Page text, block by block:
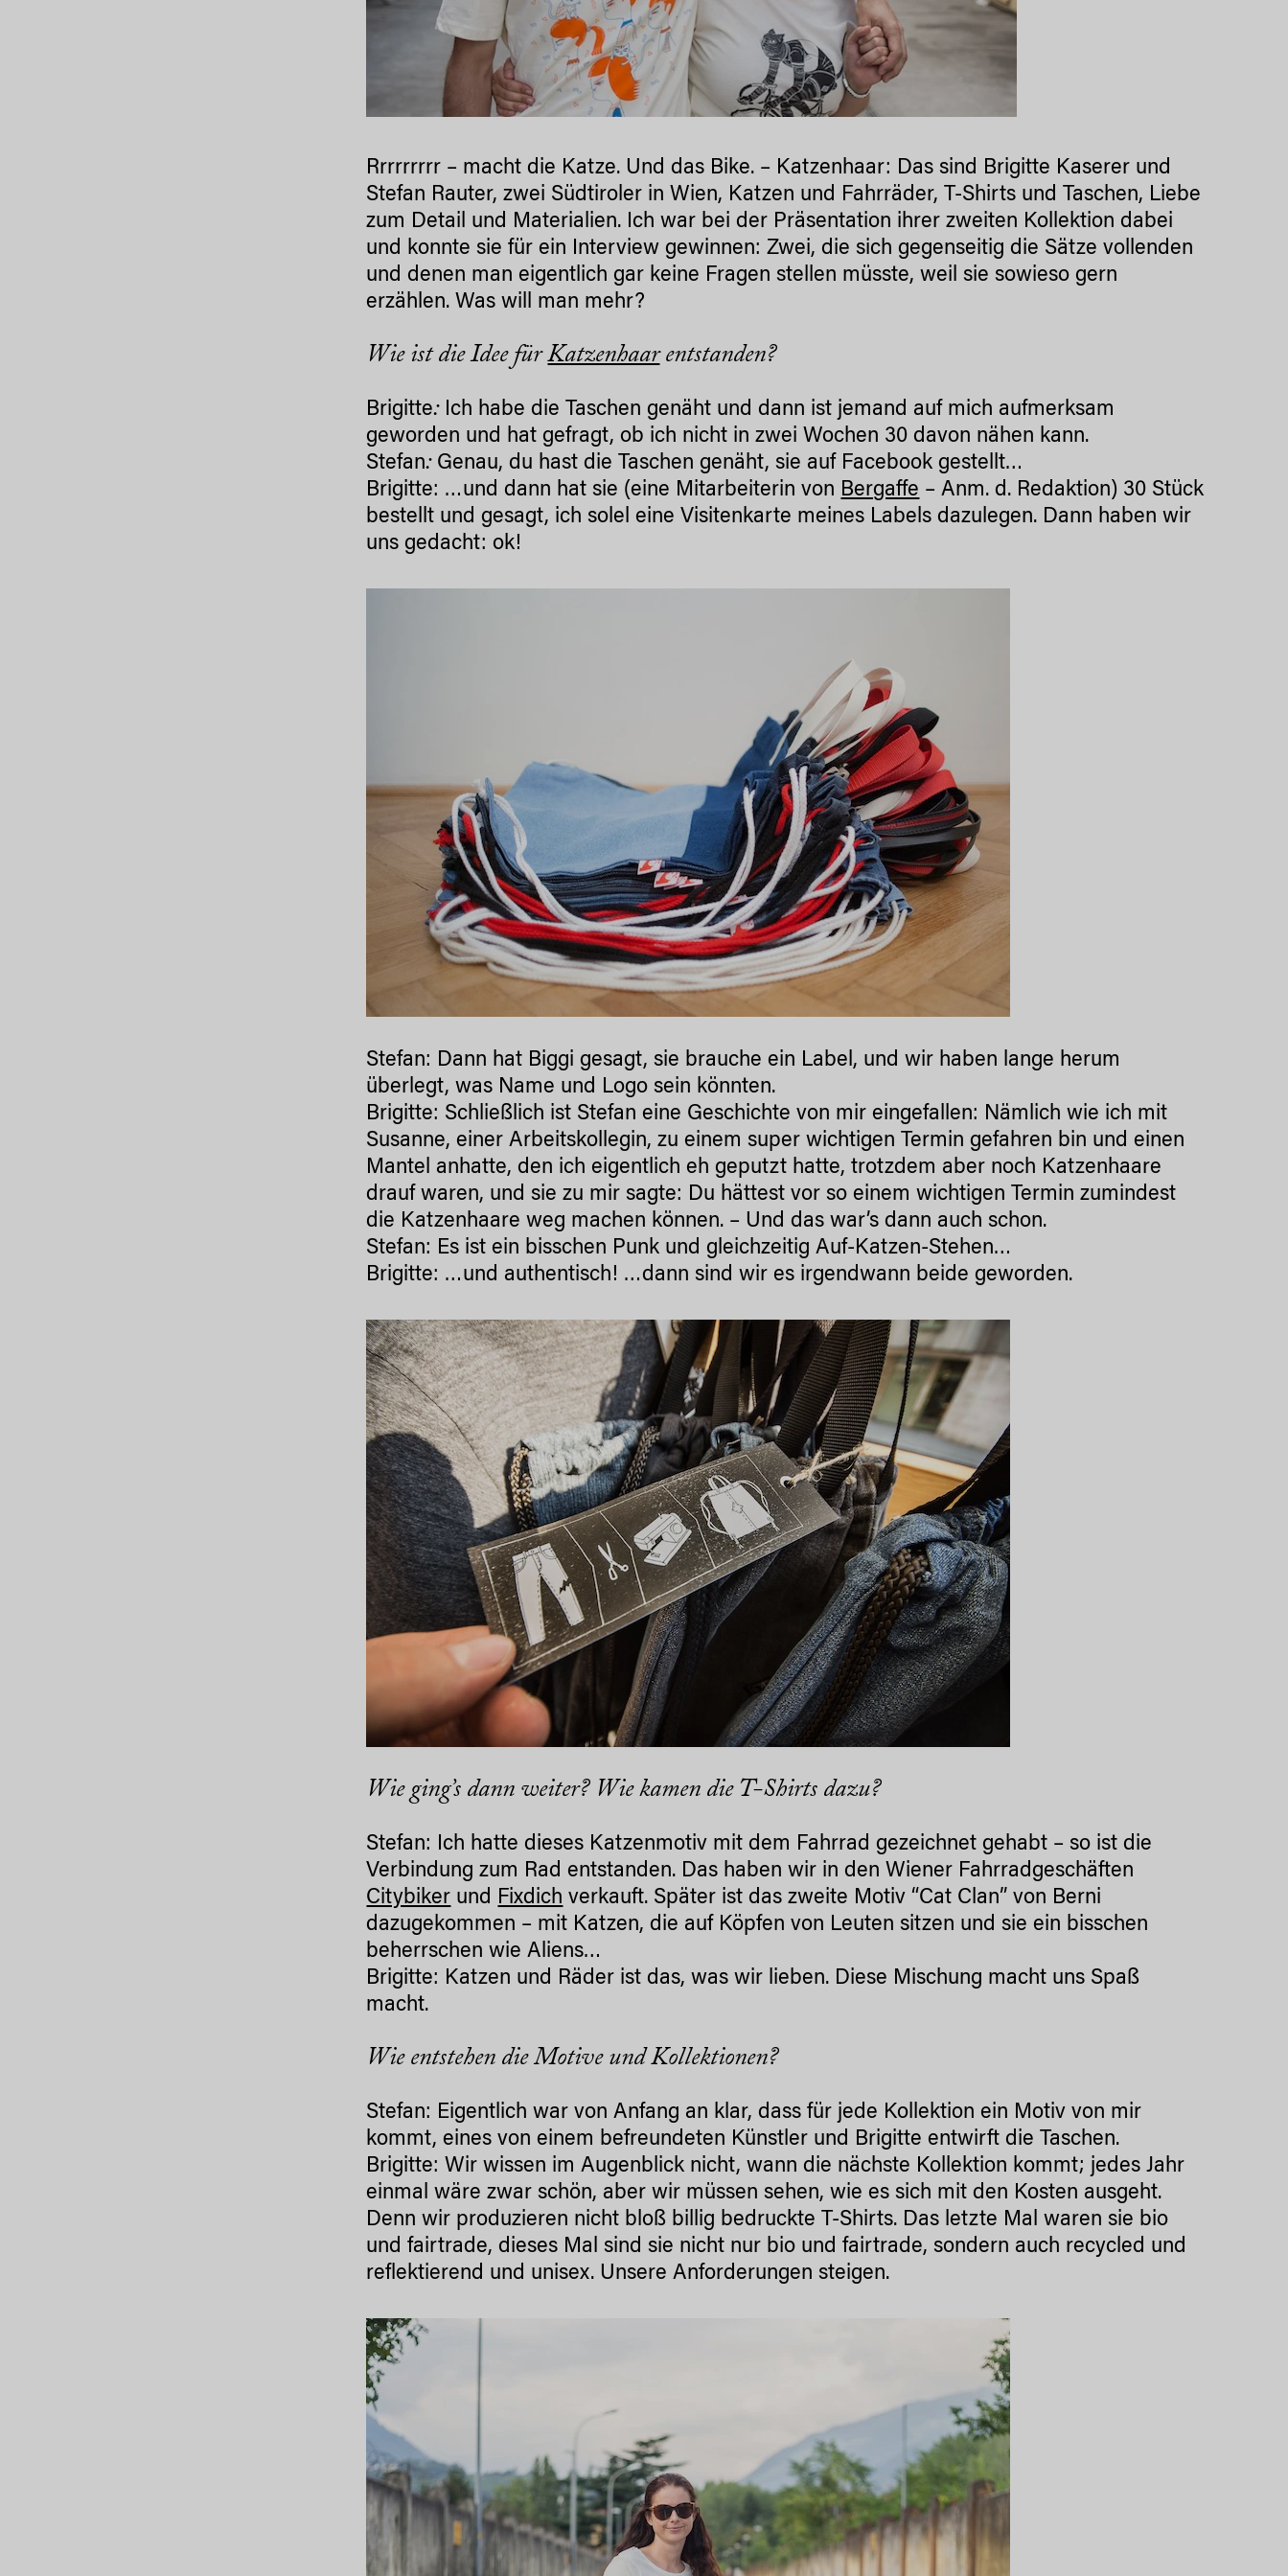
Rrrrrrrrr – macht die Katze. Und das Bike. – Katzenhaar: Das sind Brigitte Kaserer und
Stefan Rauter, zwei Südtiroler in Wien, Katzen und Fahrräder, T-Shirts und Taschen, Liebe
zum Detail und Materialien. Ich war bei der Präsentation ihrer zweiten Kollektion dabei
und konnte sie für ein Interview gewinnen: Zwei, die sich gegenseitig die Sätze vollenden
und denen man eigentlich gar keine Fragen stellen müsste, weil sie sowieso gern
erzählen. Was will man mehr?
Wie ist die Idee fürKatzenhaarentstanden?
Brigitte: Ich habe die Taschen genäht und dann ist jemand auf mich aufmerksam
geworden und hat gefragt, ob ich nicht in zwei Wochen 30 davon nähen kann.
Stefan: Genau, du hast die Taschen genäht, sie auf Facebook gestellt…
Brigitte: …und dann hat sie (eine Mitarbeiterin von Bergaffe – Anm. d. Redaktion) 30 Stück
bestellt und gesagt, ich solel eine Visitenkarte meines Labels dazulegen. Dann haben wir
uns gedacht: ok!
Stefan: Dann hat Biggi gesagt, sie brauche ein Label, und wir haben lange herum
überlegt, was Name und Logo sein könnten.
Brigitte: Schließlich ist Stefan eine Geschichte von mir eingefallen: Nämlich wie ich mit
Susanne, einer Arbeitskollegin, zu einem super wichtigen Termin gefahren bin und einen
Mantel anhatte, den ich eigentlich eh geputzt hatte, trotzdem aber noch Katzenhaare
drauf waren, und sie zu mir sagte: Du hättest vor so einem wichtigen Termin zumindest
die Katzenhaare weg machen können. – Und das war’s dann auch schon.
Stefan: Es ist ein bisschen Punk und gleichzeitig Auf-Katzen-Stehen…
Brigitte: …und authentisch! …dann sind wir es irgendwann beide geworden.
Wie ging’s dann weiter? Wie kamen die T-Shirts dazu?
Stefan: Ich hatte dieses Katzenmotiv mit dem Fahrrad gezeichnet gehabt – so ist die
Verbindung zum Rad entstanden. Das haben wir in den Wiener Fahrradgeschäften
Citybiker und Fixdich verkauft. Später ist das zweite Motiv “Cat Clan” von Berni
dazugekommen – mit Katzen, die auf Köpfen von Leuten sitzen und sie ein bisschen
beherrschen wie Aliens…
Brigitte: Katzen und Räder ist das, was wir lieben. Diese Mischung macht uns Spaß
macht.
Wie entstehen die Motive und Kollektionen?
Stefan: Eigentlich war von Anfang an klar, dass für jede Kollektion ein Motiv von mir
kommt, eines von einem befreundeten Künstler und Brigitte entwirft die Taschen.
Brigitte: Wir wissen im Augenblick nicht, wann die nächste Kollektion kommt; jedes Jahr
einmal wäre zwar schön, aber wir müssen sehen, wie es sich mit den Kosten ausgeht.
Denn wir produzieren nicht bloß billig bedruckte T-Shirts. Das letzte Mal waren sie bio
und fairtrade, dieses Mal sind sie nicht nur bio und fairtrade, sondern auch recycled und
reflektierend und unisex. Unsere Anforderungen steigen.